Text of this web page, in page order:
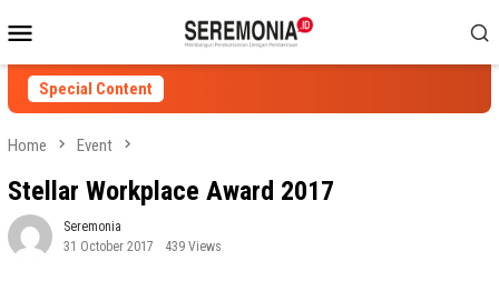
to
contentMenu
Special Content
Home Event
Stellar Workplace Award 2017
Seremonia
31 October 2017
439 Views